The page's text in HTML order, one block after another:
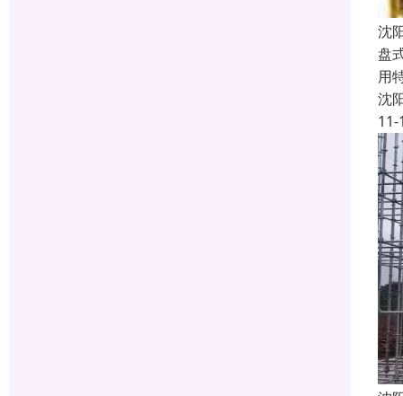
沈
盘
用
沈
11-